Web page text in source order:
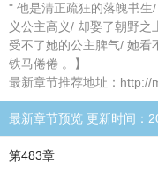
" 他是清正疏狂的落魄书
义公主高义/ 却娶了朝野
受不了她的公主脾气/ 她看
铁马倦倦 。】
最新章节推荐地址：
最新章节预览 更新时间：
第483章